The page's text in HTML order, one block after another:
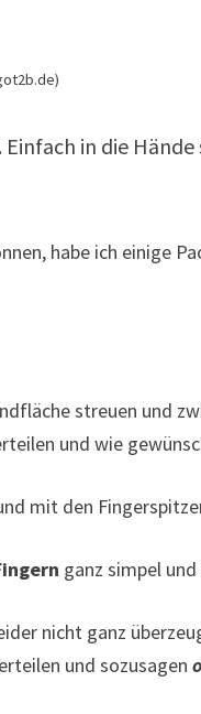
in die
habe ich einige
streuen und
und wie
mit den
ganz simpel
nicht ganz
und sozusagen